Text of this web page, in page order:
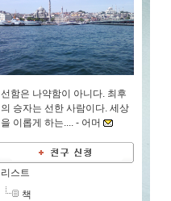
선함은 나약함이 아니다. 최후
의 승자는 선한 사람이다. 세상
을 이롭게 하는.... - 어머
리스트
책